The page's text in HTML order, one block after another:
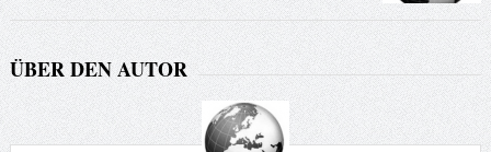
ÜBER DEN AUTOR